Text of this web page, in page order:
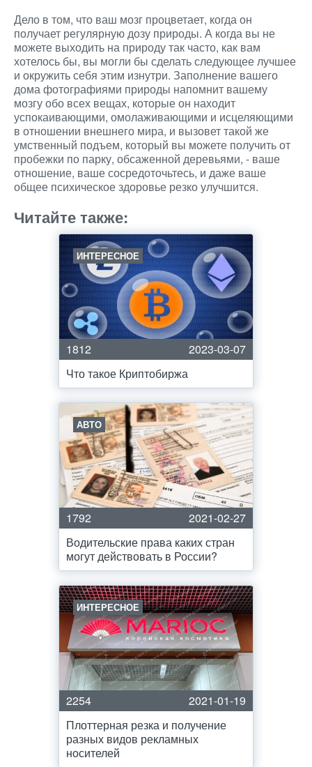
Дело в том, что ваш мозг процветает, когда он
получает регулярную дозу природы. А когда вы не
можете выходить на природу так часто, как вам
хотелось бы, вы могли бы сделать следующее лучшее
и окружить себя этим изнутри. Заполнение вашего
дома фотографиями природы напомнит вашему
мозгу обо всех вещах, которые он находит
успокаивающими, омолаживающими и исцеляющими
в отношении внешнего мира, и вызовет такой же
умственный подъем, который вы можете получить от
пробежки по парку, обсаженной деревьями, - ваше
отношение, ваше сосредоточьтесь, и даже ваше
общее психическое здоровье резко улучшится.
Читайте также:
ИНТЕРЕСНОЕ
1812
2023-03-07
Что такое Криптобиржа
АВТО
1792
2021-02-27
Водительские права каких стран
могут действовать в России?
ИНТЕРЕСНОЕ
2254
2021-01-19
Плоттерная резка и получение
разных видов рекламных
носителей